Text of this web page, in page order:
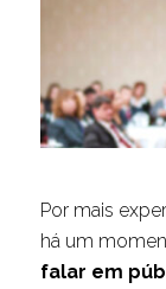
Por mais
há um
falar em